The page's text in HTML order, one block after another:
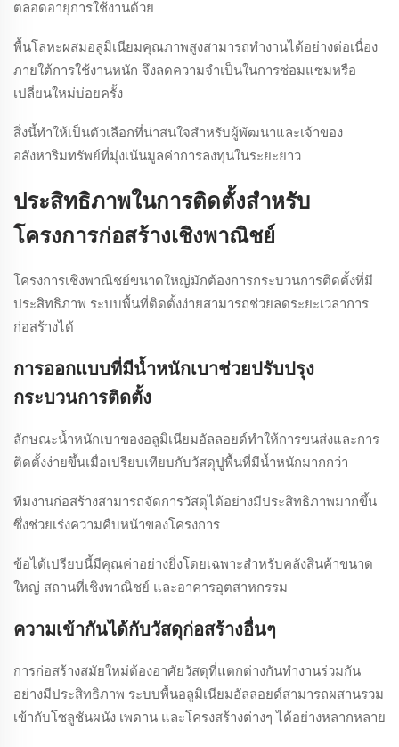
ตลอดอายุการใช้งานด้วย
พื้นโลหะผสมอลูมิเนียมคุณภาพสูงสามารถทำงานได้อย่างต่อเนื่อง
ภายใต้การใช้งานหนัก จึงลดความจำเป็นในการซ่อมแซมหรือ
เปลี่ยนใหม่บ่อยครั้ง
สิ่งนี้ทำให้เป็นตัวเลือกที่น่าสนใจสำหรับผู้พัฒนาและเจ้าของ
อสังหาริมทรัพย์ที่มุ่งเน้นมูลค่าการลงทุนในระยะยาว
ประสิทธิภาพในการติดตั้งสำหรับ
โครงการก่อสร้างเชิงพาณิชย์
โครงการเชิงพาณิชย์ขนาดใหญ่มักต้องการกระบวนการติดตั้งที่มี
ประสิทธิภาพ ระบบพื้นที่ติดตั้งง่ายสามารถช่วยลดระยะเวลาการ
ก่อสร้างได้
การออกแบบที่มีน้ำหนักเบาช่วยปรับปรุง
กระบวนการติดตั้ง
ลักษณะน้ำหนักเบาของอลูมิเนียมอัลลอยด์ทำให้การขนส่งและการ
ติดตั้งง่ายขึ้นเมื่อเปรียบเทียบกับวัสดุปูพื้นที่มีน้ำหนักมากกว่า
ทีมงานก่อสร้างสามารถจัดการวัสดุได้อย่างมีประสิทธิภาพมากขึ้น
ซึ่งช่วยเร่งความคืบหน้าของโครงการ
ข้อได้เปรียบนี้มีคุณค่าอย่างยิ่งโดยเฉพาะสำหรับคลังสินค้าขนาด
ใหญ่ สถานที่เชิงพาณิชย์ และอาคารอุตสาหกรรม
ความเข้ากันได้กับวัสดุก่อสร้างอื่นๆ
การก่อสร้างสมัยใหม่ต้องอาศัยวัสดุที่แตกต่างกันทำงานร่วมกัน
อย่างมีประสิทธิภาพ ระบบพื้นอลูมิเนียมอัลลอยด์สามารถผสานรวม
เข้ากับโซลูชันผนัง เพดาน และโครงสร้างต่างๆ ได้อย่างหลากหลาย